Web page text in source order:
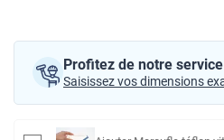
Profitez de notre
Saisissez vos dimensions